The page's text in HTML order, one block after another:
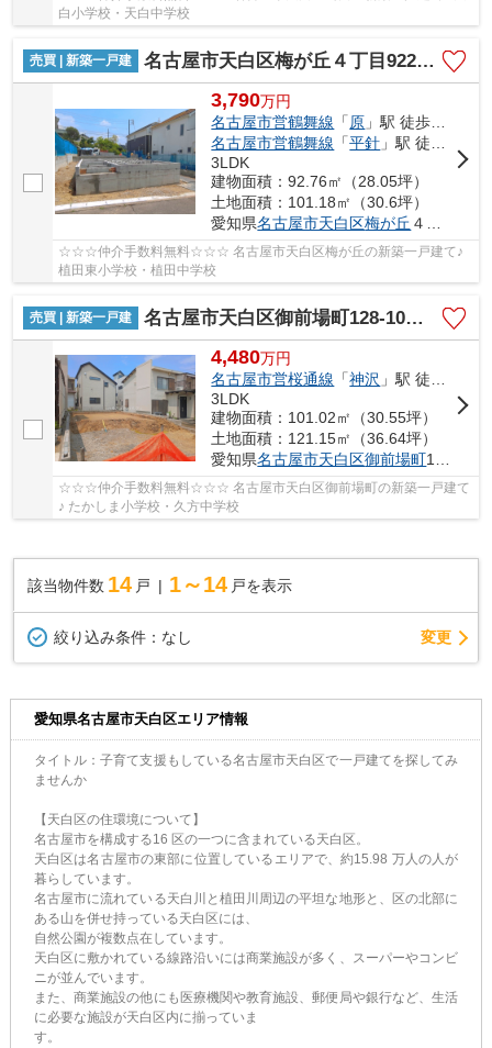
白小学校・天白中学校
売買 | 新築一戸建 名古屋市天白区梅が丘４丁目922【仲介手数料無料】新築一戸建て A号棟
3,790万円
名古屋市営鶴舞線 「 原 」駅 徒歩15分
名古屋市営鶴舞線 「平針 」駅 徒歩17分
3LDK
建物面積：92.76㎡（28.05坪）
土地面積：101.18㎡（30.6坪）
愛知県名古屋市天白区梅が丘 ４丁目922
☆☆☆仲介手数料無料☆☆☆ 名古屋市天白区梅が丘の新築一戸建て♪
植田東小学校・植田中学校
売買 | 新築一戸建 名古屋市天白区御前場町128-10【仲介手数料無料】新築一戸建て 1号棟
4,480万円
名古屋市営桜通線 「神沢 」駅 徒歩23分
3LDK
建物面積：101.02㎡（30.55坪）
土地面積：121.15㎡（36.64坪）
愛知県名古屋市天白区御前場町128-10
☆☆☆仲介手数料無料☆☆☆ 名古屋市天白区御前場町の新築一戸建て
♪ たかしま小学校・久方中学校
該当物件数 14 戸 1～14 戸を表示
絞り込み条件： なし 変更
愛知県名古屋市天白区エリア情報
タイトル：子育て支援もしている名古屋市天白区で一戸建てを探してみ
ませんか
【天白区の住環境について】
名古屋市を構成する16 区の一つに含まれている天白区。
天白区は名古屋市の東部に位置しているエリアで、約15.98 万人の人が
暮らしています。
名古屋市に流れている天白川と植田川周辺の平坦な地形と、区の北部に
ある山を併せ持っている天白区には、
自然公園が複数点在しています。
天白区に敷かれている線路沿いには商業施設が多く、スーパーやコンビ
ニが並んでいます。
また、商業施設の他にも医療機関や教育施設、郵便局や銀行など、生活
に必要な施設が天白区内に揃っていま
す。